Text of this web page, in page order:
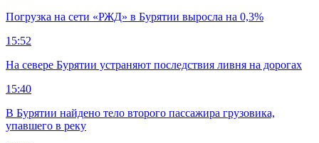
Погрузка на сети «РЖД» в Бурятии выросла на 0,3%
15:52
На севере Бурятии устраняют последствия ливня на дорогах
15:40
В Бурятии найдено тело второго пассажира грузовика,
упавшего в реку